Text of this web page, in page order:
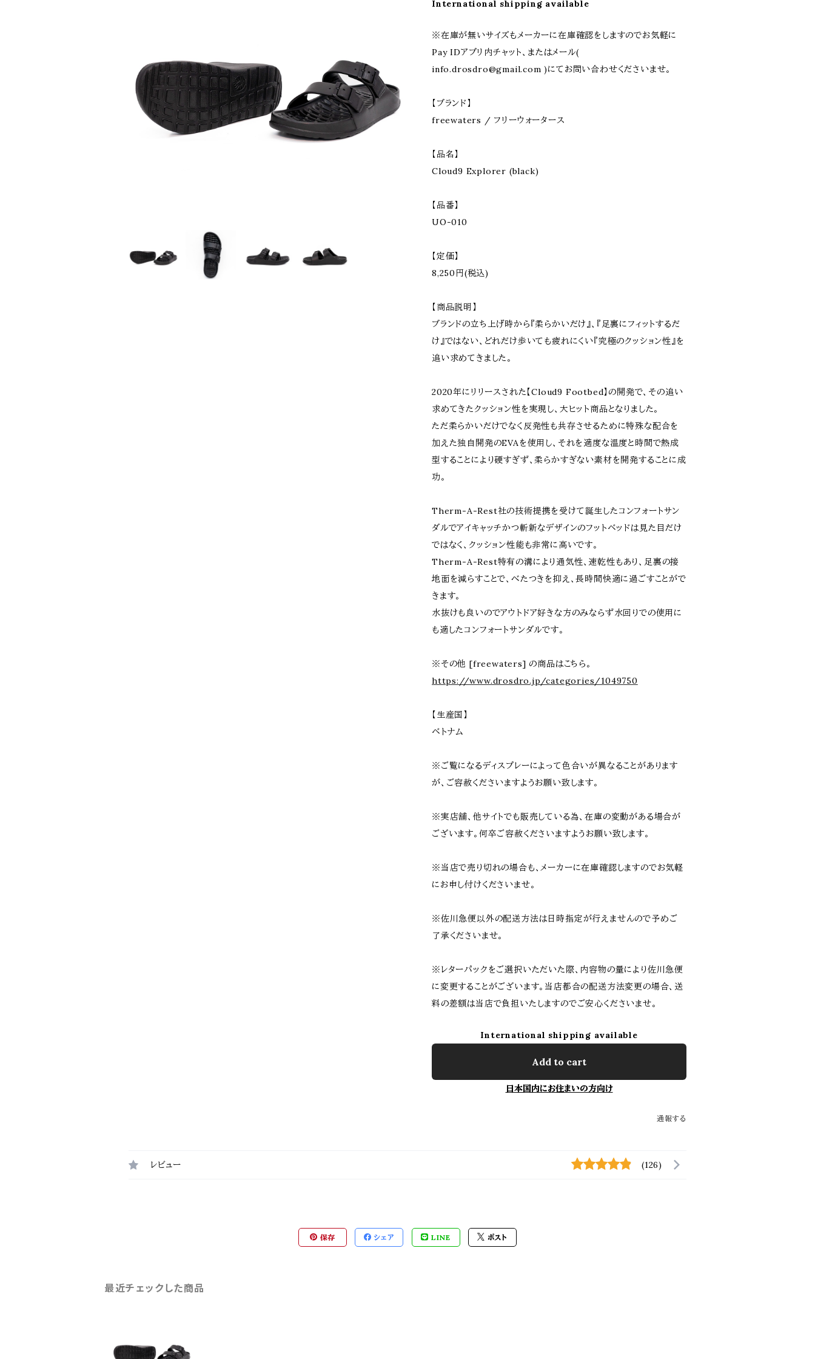
International shipping available
※在庫が無いサイズもメーカーに在庫確認をしますのでお気軽に
Pay IDアプリ内チャット、またはメール(
info.drosdro@gmail.com )にてお問い合わせくださいませ。
【ブランド】
freewaters / フリーウォータース
【品名】
Cloud9 Explorer (black)
【品番】
UO-010
【定価】
8,250円(税込)
【商品説明】
ブランドの立ち上げ時から『柔らかいだけ』、『足裏にフィットするだ
け』ではない、どれだけ歩いても疲れにくい『究極のクッション性』を
追い求めてきました。
2020年にリリースされた【Cloud9 Footbed】の開発で、その追い
求めてきたクッション性を実現し、大ヒット商品となりました。
ただ柔らかいだけでなく反発性も共存させるために特殊な配合を
加えた独自開発のEVAを使用し、それを適度な温度と時間で熱成
型することにより硬すぎず、柔らかすぎない素材を開発することに成
功。
Therm-A-Rest社の技術提携を受けて誕生したコンフォートサン
ダルでアイキャッチかつ斬新なデザインのフットベッドは見た目だけ
ではなく、クッション性能も非常に高いです。
Therm-A-Rest特有の溝により通気性、速乾性もあり、足裏の接
地面を減らすことで、べたつきを抑え、長時間快適に過ごすことがで
きます。
水抜けも良いのでアウトドア好きな方のみならず水回りでの使用に
も適したコンフォートサンダルです。
※その他 [freewaters] の商品はこちら。
https://www.drosdro.jp/categories/1049750
【生産国】
ベトナム
※ご覧になるディスプレーによって色合いが異なることがあります
が、ご容赦くださいますようお願い致します。
※実店舗、他サイトでも販売している為、在庫の変動がある場合が
ございます。何卒ご容赦くださいますようお願い致します。
※当店で売り切れの場合も、メーカーに在庫確認しますのでお気軽
にお申し付けくださいませ。
※佐川急便以外の配送方法は日時指定が行えませんので予めご
了承くださいませ。
※レターパックをご選択いただいた際、内容物の量により佐川急便
に変更することがございます。当店都合の配送方法変更の場合、送
料の差額は当店で負担いたしますのでご安心くださいませ。
International shipping available
Add to cart
日本国内にお住まいの方向け
通報する
レビュー (126)
保存 シェア LINE ポスト
最近チェックした商品